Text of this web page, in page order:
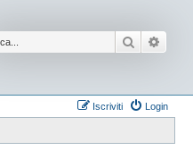
Cerca
Login
Iscriviti